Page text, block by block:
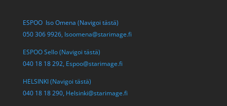
ESPOO Iso Omena (Navigoi tästä)
050 306 9926, Isoomena@starimage.fi
ESPOO Sello (Navigoi tästä)
040 18 18 292, Espoo@starimage.fi
HELSINKI (Navigoi tästä)
040 18 18 290, Helsinki@starimage.fi